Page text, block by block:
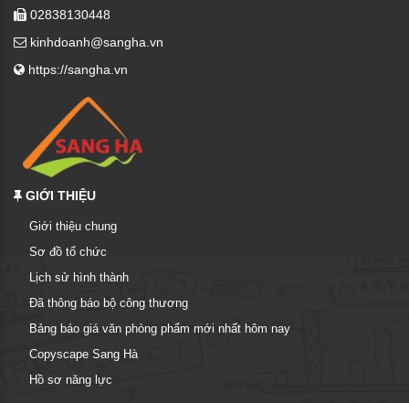
02838130448
kinhdoanh@sangha.vn
https://sangha.vn
GIỚI THIỆU
Giới thiệu chung
Sơ đồ tổ chức
Lịch sử hình thành
Đã thông báo bộ công thương
Bảng báo giá văn phòng phẩm mới nhất hôm nay
Copyscape Sang Hà
Hồ sơ năng lực